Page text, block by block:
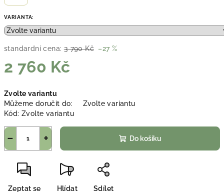
VARIANTA:
standardní cena: 3 790 Kč –27 %
2 760 Kč
cena:
Zvolte variantu
Můžeme doručit do:
Zvolte variantu
Kód: Zvolte variantu
+
− Do košíku
Zeptat se Hlídat Sdílet